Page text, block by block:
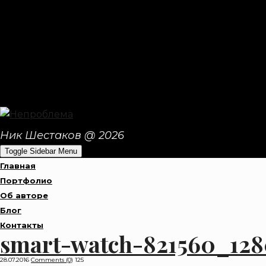
Ник Шестаков @ 2026
Toggle Sidebar Menu
Главная
Портфолио
Об авторе
Блог
Контакты
smart-watch-
28.07.2016 Comments (0) 125